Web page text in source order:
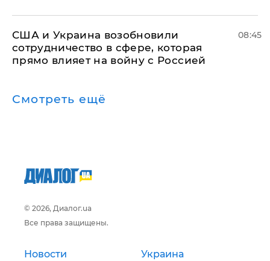
США и Украина возобновили
сотрудничество в сфере, которая
прямо влияет на войну с Россией
08:45
Смотреть ещё
© 2026, Диалог.ua
Все права защищены.
Новости Украина